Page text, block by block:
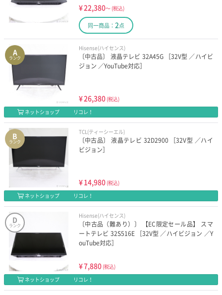
¥22,380～ (税込)
同一商品： 2点
A
ランク
Hisense(ハイセンス)
〔中古品〕 液晶テレビ 32A45G ［32V型 ／ハイビ
ジョン ／YouTube対応］
¥26,380 (税込)
ネットショップ
リコレ！
B
ランク
TCL(ティーシーエル)
〔中古品〕 液晶テレビ 32D2900 ［32V型 ／ハイ
ビジョン］
¥14,980 (税込)
ネットショップ
リコレ！
D
ランク
Hisense(ハイセンス)
〔中古品（難あり）〕 【EC限定セール品】 スマ
ートテレビ 32S516E ［32V型 ／ハイビジョン ／Y
ouTube対応］
¥7,880 (税込)
ネットショップ
リコレ！